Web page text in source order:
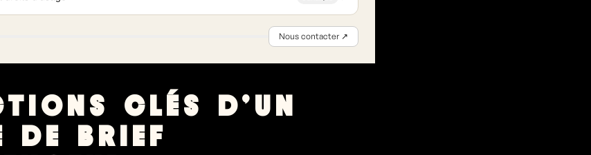
ici évite les tensions plus tard.
Nous contacter ↗
CLÉS D'UN
DE BRIEF